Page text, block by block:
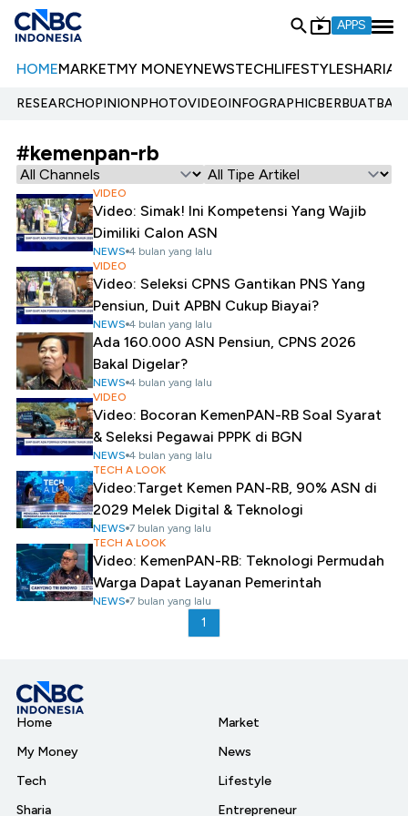
APPS
HOMEMARKETMY MONEYNEWSTECHLIFESTYLESHARIA
RESEARCHOPINIONPHOTOVIDEOINFOGRAPHIC
#kemenpan-rb
VIDEO
Video: Simak! Ini Kompetensi Yang Wajib
Dimiliki Calon ASN
NEWS 4 bulan yang lalu
VIDEO
Video: Seleksi CPNS Gantikan PNS Yang
Pensiun, Duit APBN Cukup Biayai?
NEWS 4 bulan yang lalu
Ada 160.000 ASN Pensiun, CPNS 2026
Bakal Digelar?
NEWS 4 bulan yang lalu
VIDEO
Video: Bocoran KemenPAN-RB Soal Syarat
& Seleksi Pegawai PPPK di BGN
NEWS 4 bulan yang lalu
TECH A LOOK
Video:Target Kemen PAN-RB, 90% ASN di
2029 Melek Digital & Teknologi
NEWS 7 bulan yang lalu
TECH A LOOK
Video: KemenPAN-RB: Teknologi Permudah
Warga Dapat Layanan Pemerintah
NEWS 7 bulan yang lalu
1
Home
My Money
Tech
Sharia
Market
News
Lifestyle
Entrepreneur